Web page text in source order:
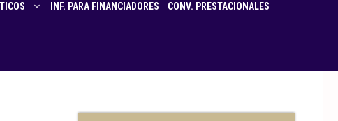
INF. PARA FINANCIADORES CONV. PRESTACIONALES